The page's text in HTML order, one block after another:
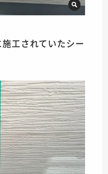
工されていたシー